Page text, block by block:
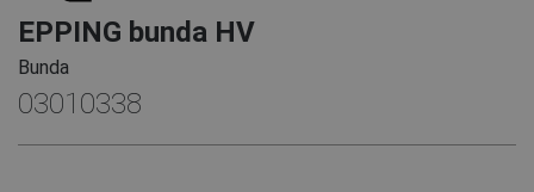
EPPING bunda HV
Bunda
03010338